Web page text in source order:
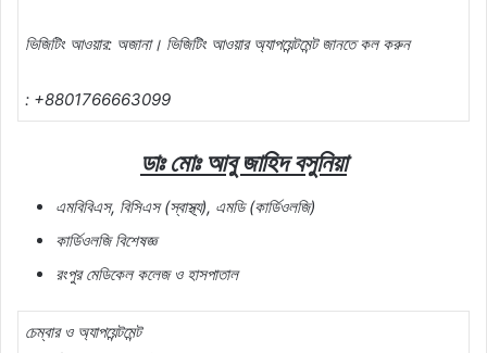
ভিজিটিং আওয়ার: অজানা। ভিজিটিং আওয়ার অ্যাপয়েন্টমেন্ট জানতে কল করুন
: +8801766663099
ডাঃ মোঃ আবু জাহিদ বসুনিয়া
এমবিবিএস, বিসিএস (স্বাস্থ্য), এমডি (কার্ডিওলজি)
কার্ডিওলজি বিশেষজ্ঞ
রংপুর মেডিকেল কলেজ ও হাসপাতাল
চেম্বার ও অ্যাপয়েন্টমেন্ট